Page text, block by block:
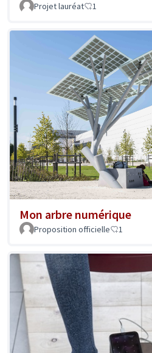
Projet lauréat 1
Mon arbre numérique
Proposition officielle 1